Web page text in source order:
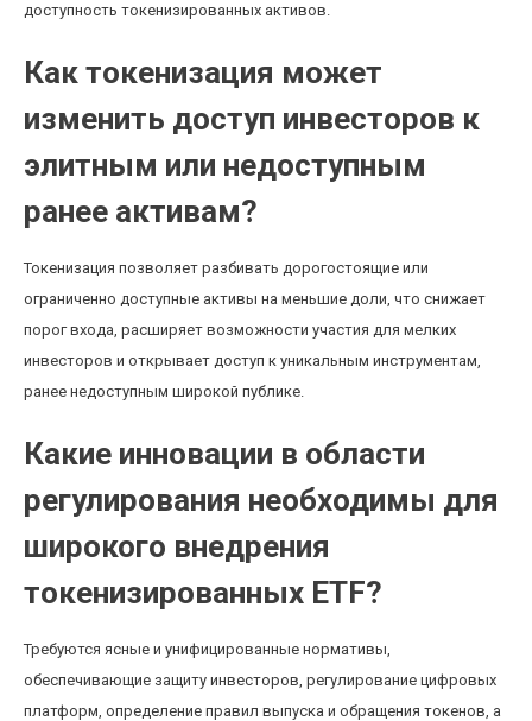
доступность токенизированных активов.
Как токенизация может
изменить доступ инвесторов к
элитным или недоступным
ранее активам?
Токенизация позволяет разбивать дорогостоящие или
ограниченно доступные активы на меньшие доли, что снижает
порог входа, расширяет возможности участия для мелких
инвесторов и открывает доступ к уникальным инструментам,
ранее недоступным широкой публике.
Какие инновации в области
регулирования необходимы для
широкого внедрения
токенизированных ETF?
Требуются ясные и унифицированные нормативы,
обеспечивающие защиту инвесторов, регулирование цифровых
платформ, определение правил выпуска и обращения токенов, а